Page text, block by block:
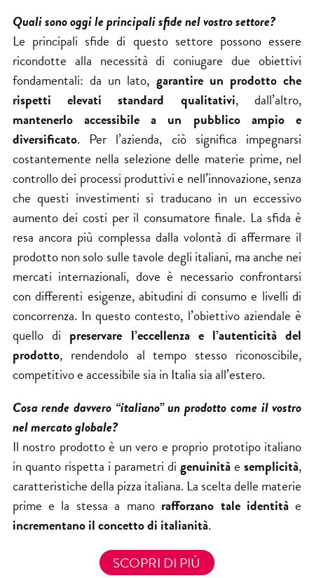
Quali sono oggi le principali sfide nel vostro settore?
Le principali sfide di questo settore possono essere
ricondotte alla necessità di coniugare due obiettivi
fondamentali: da un lato, garantire un prodotto che
rispetti elevati standard qualitativi, dall’altro,
mantenerlo accessibile a un pubblico ampio e
diversificato. Per l’azienda, ciò significa impegnarsi
costantemente nella selezione delle materie prime, nel
controllo dei processi produttivi e nell’innovazione, senza
che questi investimenti si traducano in un eccessivo
aumento dei costi per il consumatore finale. La sfida è
resa ancora più complessa dalla volontà di affermare il
prodotto non solo sulle tavole degli italiani, ma anche nei
mercati internazionali, dove è necessario confrontarsi
con differenti esigenze, abitudini di consumo e livelli di
concorrenza. In questo contesto, l’obiettivo aziendale è
quello di preservare l’eccellenza e l’autenticità del
prodotto, rendendolo al tempo stesso riconoscibile,
competitivo e accessibile sia in Italia sia all’estero.
Cosa rende davvero “italiano” un prodotto come il vostro
nel mercato globale?
Il nostro prodotto è un vero e proprio prototipo italiano
in quanto rispetta i parametri digenuinità esemplicità,
caratteristiche della pizza italiana. La scelta delle materie
prime e la stessa a mano rafforzano tale identità e
incrementano il concetto di italianità.
SCOPRI DI PIÙ